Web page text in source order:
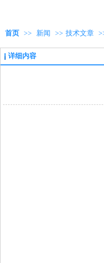
首页 >> 新闻 >> 技术文章
详细内容